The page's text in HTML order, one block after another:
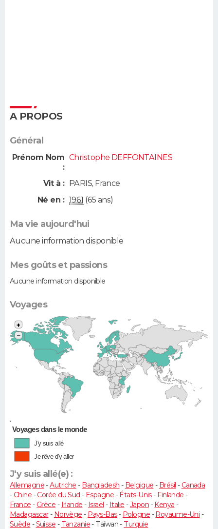
A PROPOS
Général
Prénom Nom
:
Christophe DEFFONTAINES
Vit à : PARIS, France
Né en : 1961 (65 ans)
Ma vie aujourd'hui
Aucune information disponible
Mes goûts et passions
Aucune information disponible
Voyages
•
+
−
Voyages dans le monde
J'y suis allé
Je rêve d'y aller
J'y suis allé(e) :
Allemagne-Autriche - Bangladesh - Belgique - Brésil - Canada
- Chine -Corée du Sud - Espagne -États-Unis- Finlande -
France - Grèce - Irlande - Israël - Italie -Japon -Kenya -
Madagascar- Norvège - Pays-Bas- Pologne -Royaume-Uni -
Suède -Suisse - Tanzanie- Taïwan - Turquie